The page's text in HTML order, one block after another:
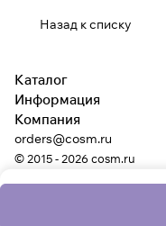
Назад к списку
Каталог
Информация
Компания
orders@cosm.ru
© 2015 - 2026 cosm.ru